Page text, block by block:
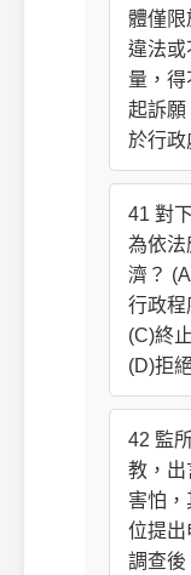
體僅限
違法或
量，
起訴願
於行政
41 對
為依法
濟？
行政程
(C)終
(D)拒
42 監
教，出
害怕
位提出
調查後